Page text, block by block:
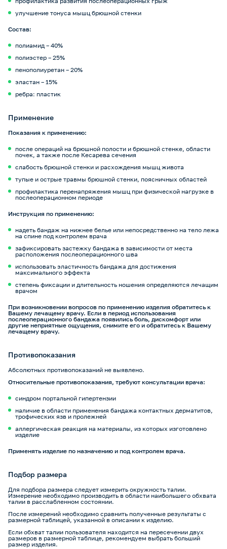
улучшение тонуса мышц брюшной стенки
Состав:
полиамид – 40%
полиэстер – 25%
пенополиуретан – 20%
эластан – 15%
ребра: пластик
Применение
Показания к применению:
после операций на брюшной полости и брюшной стенке, области
почек, а также после Кесарева сечения
слабость брюшной стенки и расхождения мышц живота
тупые и острые травмы брюшной стенки, поясничных областей
профилактика перенапряжения мышц при физической нагрузке в
послеоперационном периоде
Инструкция по применению:
надеть бандаж на нижнее белье или непосредственно на тело лежа
на спине под контролем врача
зафиксировать застежку бандажа в зависимости от места
расположения послеоперационного шва
использовать эластичность бандажа для достижения
максимального эффекта
степень фиксации и длительность ношения определяются лечащим
врачом
При возникновении вопросов по применению изделия обратитесь к
Вашему лечащему врачу. Если в период использования
послеоперационного бандажа появились боль, дискомфорт или
другие неприятные ощущения, снимите его и обратитесь к Вашему
лечащему врачу.
Противопоказания
Абсолютных противопоказаний не выявлено.
Относительные противопоказания, требуют консультации врача:
синдром портальной гипертензии
наличие в области применения бандажа контактных дерматитов,
трофических язв и пролежней
аллергическая реакция на материалы, из которых изготовлено
изделие
Применять изделие по назначению и под контролем врача.
Подбор размера
Для подбора размера следует измерить окружность талии.
Измерение необходимо производить в области наибольшего обхвата
талии в расслабленном состоянии.
После измерений необходимо сравнить полученные результаты с
размерной таблицей, указанной в описании к изделию.
Если обхват талии пользователя находится на пересечении двух
размеров в размерной таблице, рекомендуем выбрать больший
размер изделия.